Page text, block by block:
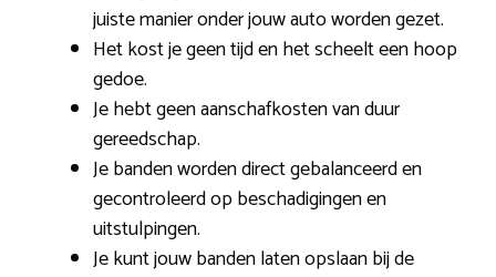
juiste manier onder jouw auto worden gezet.
Het kost je geen tijd en het scheelt een hoop
gedoe.
Je hebt geen aanschafkosten van duur
gereedschap.
Je banden worden direct gebalanceerd en
gecontroleerd op beschadigingen en
uitstulpingen.
Je kunt jouw banden laten opslaan bij de